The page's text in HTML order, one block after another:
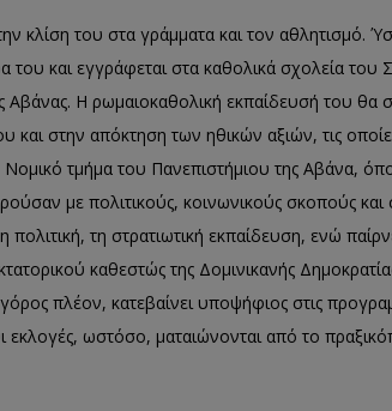
κλίση του στα γράμματα και τον αθλητισμό.
του και εγγράφεται στα καθολικά σχολεία του
Αβάνας. Η ρωμαιοκαθολική εκπαίδευσή του θα
και στην απόκτηση των ηθικών αξιών, τις
τμήμα του Πανεπιστήμιου της Αβάνα,
με πολιτικούς, κοινωνικούς σκοπούς
πολιτική, τη στρατιωτική εκπαίδευση, ενώ
καθεστώς της Δομινικανής Δημοκρατίας
πλέον, κατεβαίνει υποψήφιος στις
ωστόσο, ματαιώνονται από το